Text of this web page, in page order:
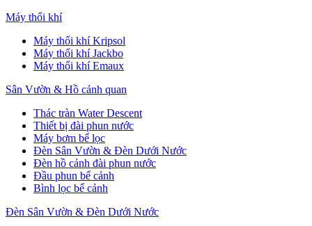
Máy thổi khí
Máy thổi khí Kripsol
Máy thổi khí Jackbo
Máy thổi khí Emaux
Sân Vườn & Hồ cảnh quan
Thác tràn Water Descent
Thiết bị đài phun nước
Máy bơm bể lọc
Đèn Sân Vườn & Đèn Dưới Nước
Đèn hồ cảnh đài phun nước
Đầu phun bể cảnh
Bình lọc bể cảnh
Đèn Sân Vườn & Đèn Dưới Nước